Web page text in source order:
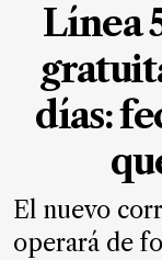
LAGUNA
por
150
MXN
Suscríbete
Línea
días:
El nuevo
operará de